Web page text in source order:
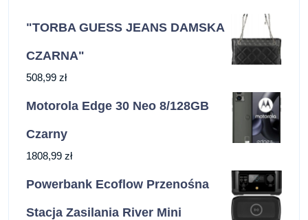
"TORBA GUESS JEANS DAMSKA
CZARNA"
508,99 zł
Motorola Edge 30 Neo 8/128GB
Czarny
1808,99 zł
Powerbank Ecoflow Przenośna
Stacja Zasilania River Mini